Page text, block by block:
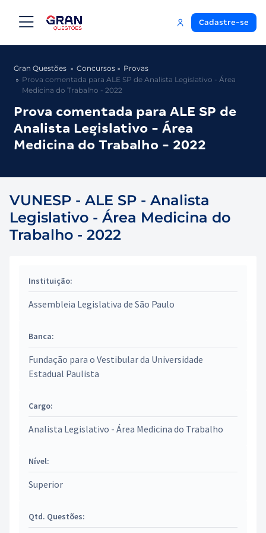
Cadastre-se
Gran Questões Concursos
Provas
Prova comentada para ALE SP de Analista Legislativo - Área
Medicina do Trabalho - 2022
Prova comentada para ALE SP de
Analista Legislativo - Área
Medicina do Trabalho - 2022
VUNESP - ALE SP - Analista
Legislativo - Área Medicina do
Trabalho - 2022
Instituição:
Assembleia Legislativa de São Paulo
Banca:
Fundação para o Vestibular da Universidade
Estadual Paulista
Cargo:
Analista Legislativo - Área Medicina do Trabalho
Nível:
Superior
Qtd. Questões: